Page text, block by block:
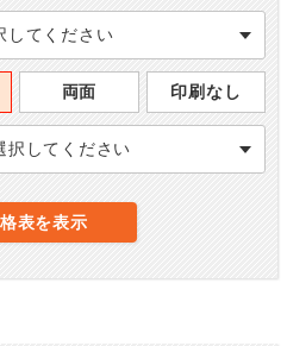
してください
両面 印刷なし
択してください
表を表示